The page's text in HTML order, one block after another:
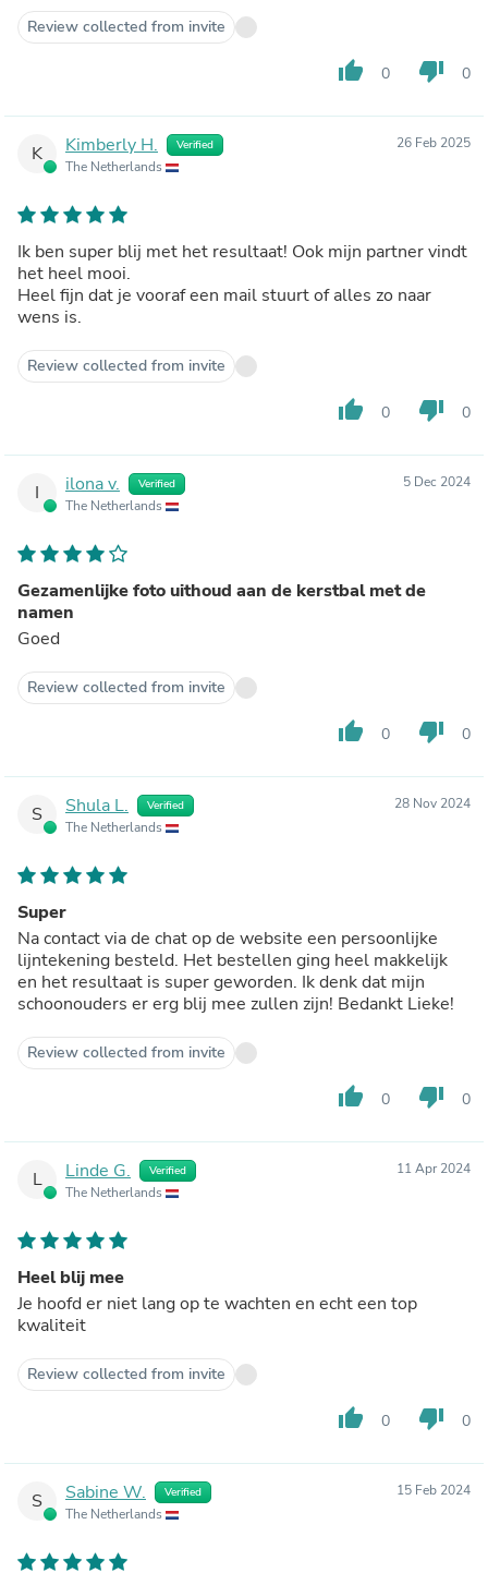
Review collected from invite
thumb_up 0 thumb_down 0
K Kimberly H. Verified
The Netherlands
26 Feb 2025
Ik ben super blij met het resultaat! Ook mijn partner vindt
het heel mooi.
Heel fijn dat je vooraf een mail stuurt of alles zo naar
wens is.
Review collected from invite
thumb_up 0 thumb_down 0
I ilona v. Verified
The Netherlands
5 Dec 2024
Gezamenlijke foto uithoud aan de kerstbal met de
namen
Goed
Review collected from invite
thumb_up 0 thumb_down 0
S Shula L. Verified
The Netherlands
28 Nov 2024
Super
Na contact via de chat op de website een persoonlijke
lijntekening besteld. Het bestellen ging heel makkelijk
en het resultaat is super geworden. Ik denk dat mijn
schoonouders er erg blij mee zullen zijn! Bedankt Lieke!
Review collected from invite
thumb_up 0 thumb_down 0
L Linde G. Verified
The Netherlands
11 Apr 2024
Heel blij mee
Je hoofd er niet lang op te wachten en echt een top
kwaliteit
Review collected from invite
thumb_up 0 thumb_down 0
S Sabine W. Verified
The Netherlands
15 Feb 2024